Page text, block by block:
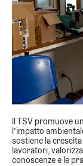
ll TSV promuove
l’impatto
sostiene la
lavoratori,
conoscenze e le